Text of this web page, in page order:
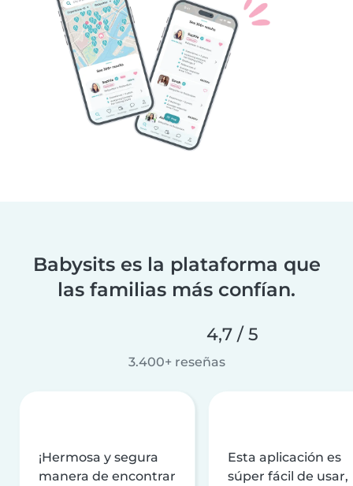
Babysits es la plataforma que
las familias más confían.
4,7 / 5
3.400+ reseñas
¡Hermosa y segura
manera de encontrar
Esta aplicación es
súper fácil de usar,